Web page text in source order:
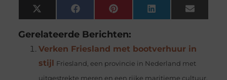
X
(Twitter)
FacebookPinterest LinkedIn Email
Gerelateerde Berichten:
Verken Friesland met bootverhuur in
stijl Friesland, een provincie in Nederland met
uitgestrekte meren en een rijke maritieme cultuur.